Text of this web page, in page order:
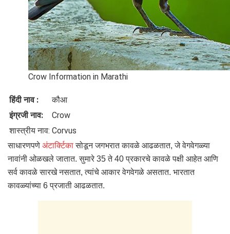
Crow Information in Marathi
हिंदी नाव :
कौआ
इंग्रजी नाव:
Crow
शास्त्रीय नाव: Corvus
साधारणपणे अंटार्क्टिकासोडून जगभरात कावळे आढळतात, जे वेगवेगळ्या
नावांनी ओळखले जातात. सुमारे 35 ते 40 प्रकारचे कावळे पक्षी आहेत आणि
सर्व कावळे सारखे नसतात, त्यांचे आकार वेगवेगळे असतात. भारतात
कावळ्यांच्या 6 प्रजाती आढळतात.